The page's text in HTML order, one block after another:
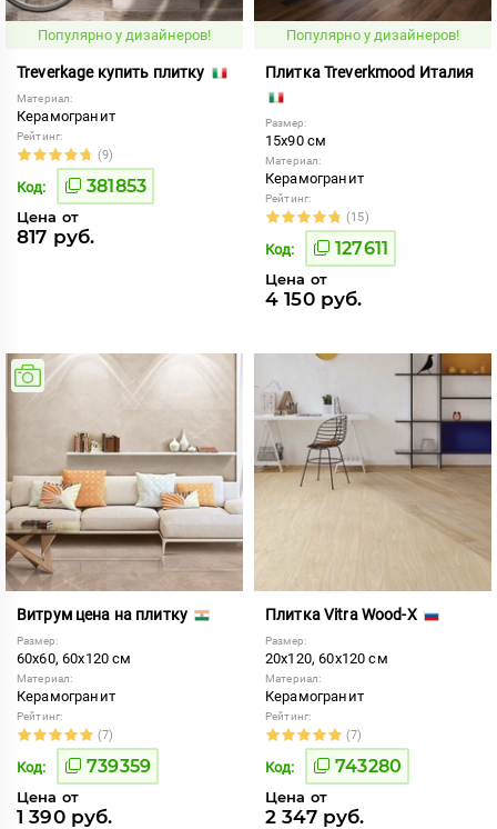
Популярно у дизайнеров!
Treverkage купить плитку
Материал:
Керамогранит
Рейтинг:
(9)
Код: 381853
Цена от
817 руб.
Популярно у дизайнеров!
Плитка Treverkmood Италия
Размер:
15x90 см
Материал:
Керамогранит
Рейтинг:
(15)
Код: 127611
Цена от
4 150 руб.
Витрум цена на плитку
Размер:
60x60, 60x120 см
Материал:
Керамогранит
Рейтинг:
(7)
Код: 739359
Цена от
1 390 руб.
Плитка Vitra Wood-X
Размер:
20x120, 60x120 см
Материал:
Керамогранит
Рейтинг:
(7)
Код: 743280
Цена от
2 347 руб.